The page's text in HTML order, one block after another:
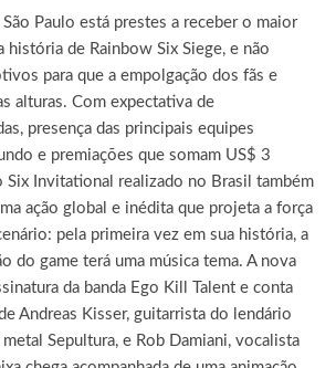
Paulo está prestes a receber o maior
história de Rainbow Six Siege, e não
para que a empolgação dos fãs e
alturas. Com expectativa de
presença das principais equipes
e premiações que somam US$ 3
Six Invitational realizado no Brasil também
ação global e inédita que projeta a força
pela primeira vez em sua história, a
do game terá uma música tema. A nova
da banda Ego Kill Talent e conta
Andreas Kisser, guitarrista do lendário
Sepultura, e Rob Damiani, vocalista